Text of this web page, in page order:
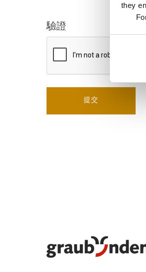
they
驗證